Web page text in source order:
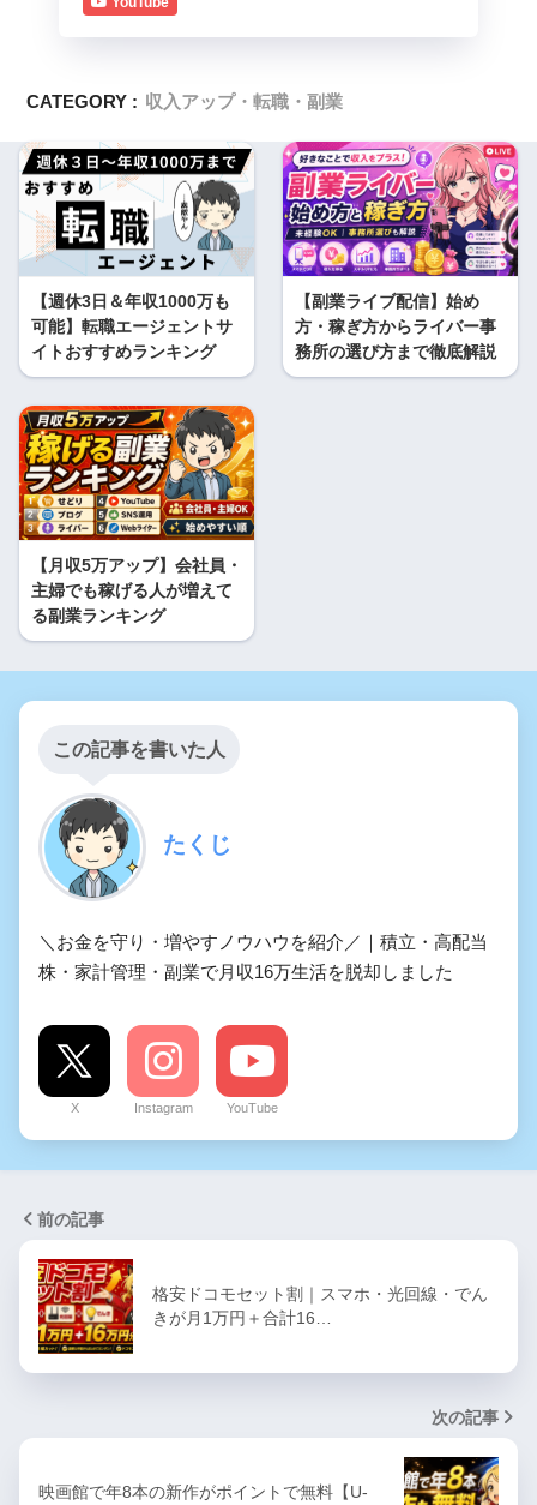
CATEGORY : 収入アップ・転職・副業
【週休3日＆年収1000万も
可能】転職エージェントサ
イトおすすめランキング
【副業ライブ配信】始め
方・稼ぎ方からライバー事
務所の選び方まで徹底解説
【月収5万アップ】会社員・
主婦でも稼げる人が増えて
る副業ランキング
この記事を書いた人
たくじ
＼お金を守り・増やすノウハウを紹介／｜積立・高配当
株・家計管理・副業で月収16万生活を脱却しました
X Instagram YouTube
前の記事
格安ドコモセット割｜スマホ・光回線・でん
きが月1万円＋合計16…
次の記事
映画館で年8本の新作がポイントで無料【U-